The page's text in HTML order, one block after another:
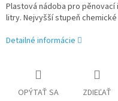
Plastová nádoba pro pěnovací
litry. Nejvyšší stupeň
Detailné informácie
OPÝTAŤ SA ZDIEĽAŤ